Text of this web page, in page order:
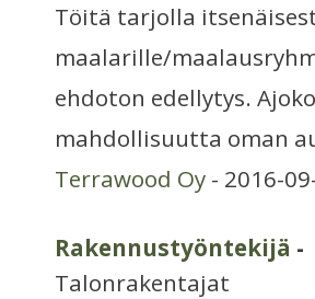
Töitä tarjolla
maalarille/
ehdoton edellytys.
mahdollisuutta oman
Terrawood Oy - 2016-
Rakennustyöntekijä -
Talonrakentajat